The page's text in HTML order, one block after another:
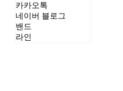
카카오톡
네이버 블로그
밴드
라인